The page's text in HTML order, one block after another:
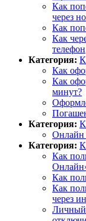
Как
через
Как
Как
телефон
Категория:
Как
Как
минут?
Категория:
Онлайн
Категория:
Как
Как
Как
через
Личный